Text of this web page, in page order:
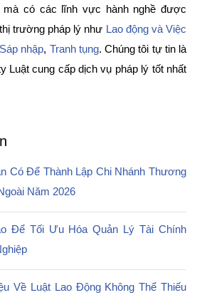
mà có các lĩnh vực hành nghề được
trường pháp lý như Lao động và Việc
nhập, Tranh tụng. Chúng tôi tự tin là
Luật cung cấp dịch vụ pháp lý tốt nhất
Có Để Thành Lập Chi Nhánh Thương
Năm 2026
Để Tối Ưu Hóa Quản Lý Tài Chính
Về Luật Lao Động Không Thể Thiếu